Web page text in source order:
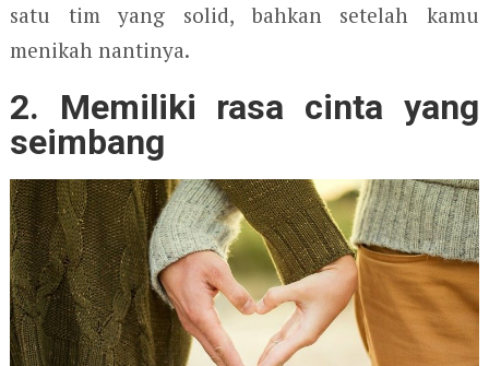
satu tim yang solid, bahkan setelah kamu
menikah nantinya.
2. Memiliki rasa cinta yang
seimbang